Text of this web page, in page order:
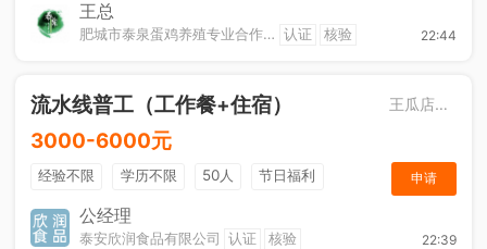
王总
肥城市泰泉蛋鸡养殖专业合作社 认证 核验 22:44
流水线普工（工作餐+住宿） 王瓜店街道
3000-6000元
经验不限 学历不限 50人
节日福利
工作餐
申请
公经理
泰安欣润食品有限公司 认证 核验 22:39